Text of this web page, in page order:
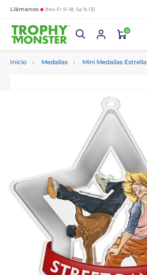
Llámanos (Mo-Fr 9-18, Sa 9-13)
0
Inicio Medallas Mini Medallas Estrella